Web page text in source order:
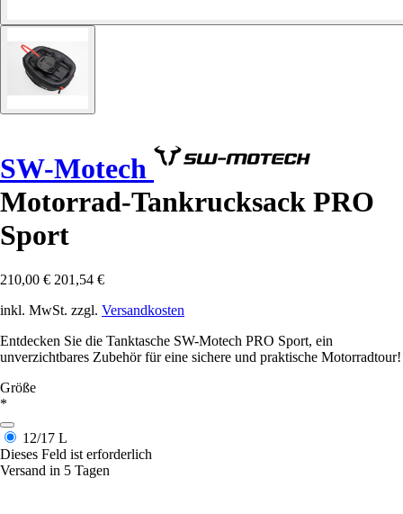
SW-Motech
Motorrad-Tankrucksack PRO
Sport
210,00 € 201,54 €
inkl. MwSt. zzgl. Versandkosten
Entdecken Sie die Tanktasche SW-Motech PRO Sport, ein
unverzichtbares Zubehör für eine sichere und praktische Motorradtour!
Größe
*
12/17 L
Dieses Feld ist erforderlich
Versand in 5 Tagen